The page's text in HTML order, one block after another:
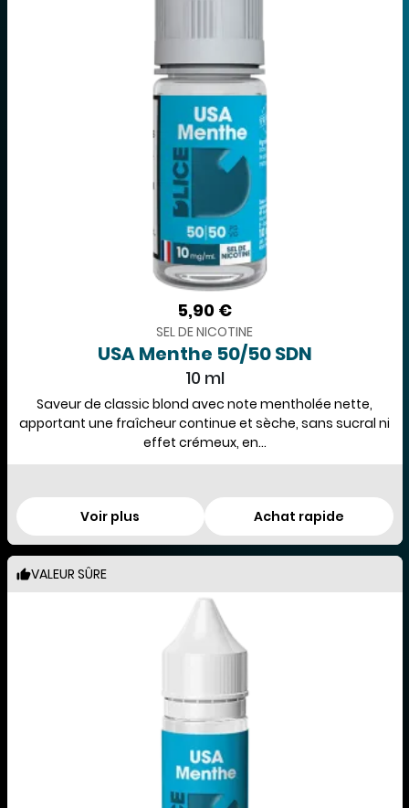
5,90 €
SEL DE NICOTINE
USA Menthe 50/50 SDN
10 ml
Saveur de classic blond avec note mentholée nette,
apportant une fraîcheur continue et sèche, sans sucral ni
effet crémeux, en...
Voir plus Achat rapide
VALEUR SÛRE